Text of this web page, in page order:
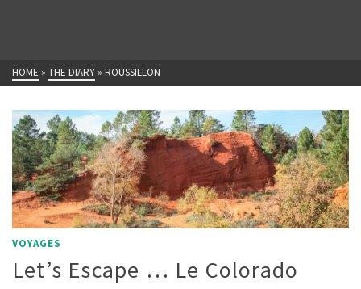
HOME » THE DIARY » ROUSSILLON
VOYAGES
Let’s Escape … Le Colorado